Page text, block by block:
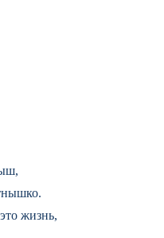
жизнь,